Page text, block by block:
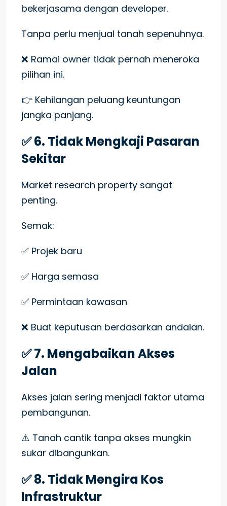
bekerjasama dengan developer.
Tanpa perlu menjual tanah sepenuhnya.
❌ Ramai owner tidak pernah meneroka
pilihan ini.
👉 Kehilangan peluang keuntungan
jangka panjang.
✅ 6. Tidak Mengkaji Pasaran
Sekitar
Market research property sangat
penting.
Semak:
✅ Projek baru
✅ Harga semasa
✅ Permintaan kawasan
❌ Buat keputusan berdasarkan andaian.
✅ 7. Mengabaikan Akses
Jalan
Akses jalan sering menjadi faktor utama
pembangunan.
⚠️ Tanah cantik tanpa akses mungkin
sukar dibangunkan.
✅ 8. Tidak Mengira Kos
Infrastruktur